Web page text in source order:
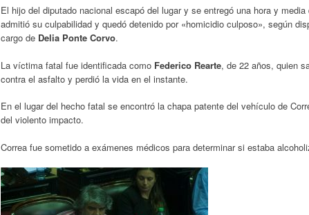
El hijo del diputado nacional escapó del lugar y se entregó una hora y
admitió su culpabilidad y quedó detenido por «homicidio culposo», según
cargo de Delia Ponte Corvo.
La víctima fatal fue identificada como Federico Rearte, de 22 años, quien
contra el asfalto y perdió la vida en el instante.
En el lugar del hecho fatal se encontró la chapa patente del vehículo de
del violento impacto.
Correa fue sometido a exámenes médicos para determinar si estaba